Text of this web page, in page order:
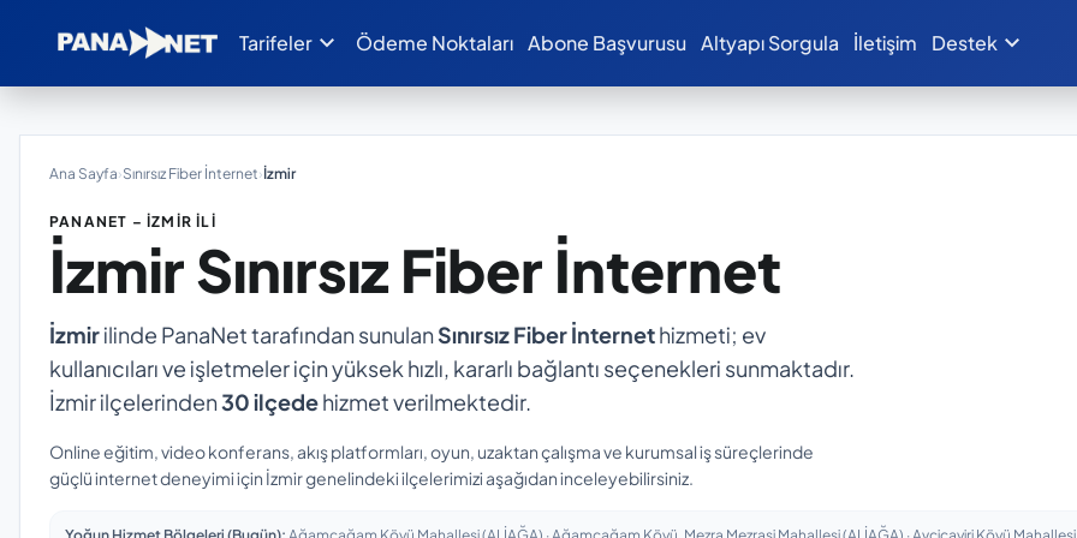
Tarifeler expand_more Ödeme Noktaları Abone Başvurusu Altyapı Sorgula İletişim Destek expand_more
Ana Sayfa›Sınırsız Fiber İnternet›İzmir
PANANET – İZMIR İLI
İzmirSınırsız Fiber İnternet
İzmirilinde PanaNet tarafından sunulanSınırsız Fiber İnternethizmeti; ev
kullanıcıları ve işletmeler için yüksek hızlı, kararlı bağlantı seçenekleri sunmaktadır.
İzmir ilçelerinden30 ilçedehizmet verilmektedir.
Online eğitim, video konferans, akış platformları, oyun, uzaktan çalışma ve kurumsal iş süreçlerinde
güçlü internet deneyimi için İzmir genelindeki ilçelerimizi aşağıdan inceleyebilirsiniz.